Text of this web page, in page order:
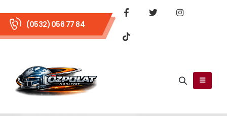
(0532) 058 77 84